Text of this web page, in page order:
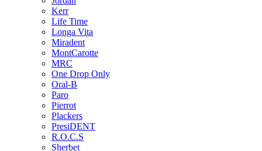
Kerr
Life Time
Longa Vita
Miradent
MontCarotte
MRC
One Drop Only
Oral-B
Paro
Pierrot
Plackers
PresiDENT
R.O.C.S
Sherbet